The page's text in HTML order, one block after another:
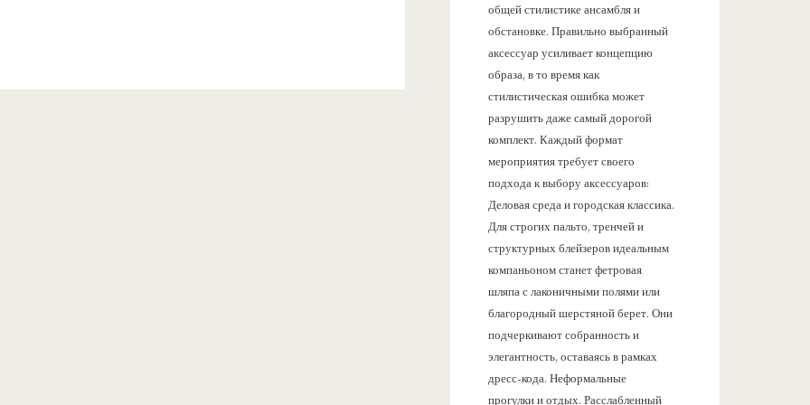
общей стилистике ансамбля и
обстановке. Правильно выбранный
аксессуар усиливает концепцию
образа, в то время как
стилистическая ошибка может
разрушить даже самый дорогой
комплект. Каждый формат
мероприятия требует своего
подхода к выбору аксессуаров:
Деловая среда и городская классика.
Для строгих пальто, тренчей и
структурных блейзеров идеальным
компаньоном станет фетровая
шляпа с лаконичными полями или
благородный шерстяной берет. Они
подчеркивают собранность и
элегантность, оставаясь в рамках
дресс-кода. Неформальные
прогулки и отдых. Расслабленный